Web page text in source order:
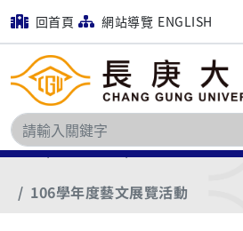
回首頁 網站導覽 ENGLISH
首頁
藝文活動
年度成果及花絮
106學年度藝文展覽活動